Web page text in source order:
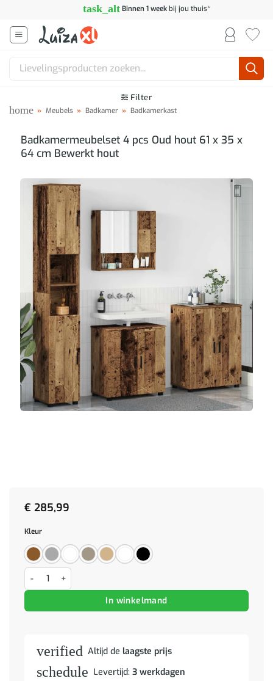
inhoud
task_alt Binnen 1 weekbij jou thuis*
Zoeken
Filter
home » Meubels » Badkamer » Badkamerkast
Badkamermeubelset 4 pcs Oud hout 61 x 35 x
64 cm Bewerkt hout
€ 285,99
Kleur
Badkamermeubelset 4 pcs Oud hout 61 x 35 x 64 cm Bewerkt hout
In winkelmand
verified Altijd de laagste prijs
schedule Levertijd: 3 werkdagen